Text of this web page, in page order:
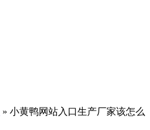
» 小黄鸭网站入口生产厂家该怎么